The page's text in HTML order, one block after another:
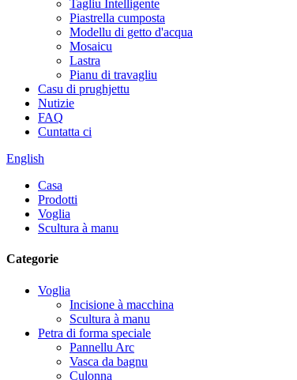
Tagliu Intelligente
Piastrella cumposta
Modellu di getto d'acqua
Mosaicu
Lastra
Pianu di travagliu
Casu di prughjettu
Nutizie
FAQ
Cuntatta ci
English
Casa
Prodotti
Voglia
Scultura à manu
Categorie
Voglia
Incisione à macchina
Scultura à manu
Petra di forma speciale
Pannellu Arc
Vasca da bagnu
Culonna